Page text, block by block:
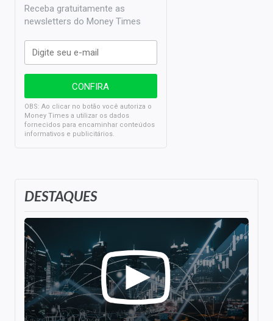
DESTAQUES
Receba gratuitamente as
newsletters do Money Times
OBS: Ao clicar no botão você autoriza o
Money Times a utilizar os dados
fornecidos para encaminhar conteúdos
informativos e publicitários.